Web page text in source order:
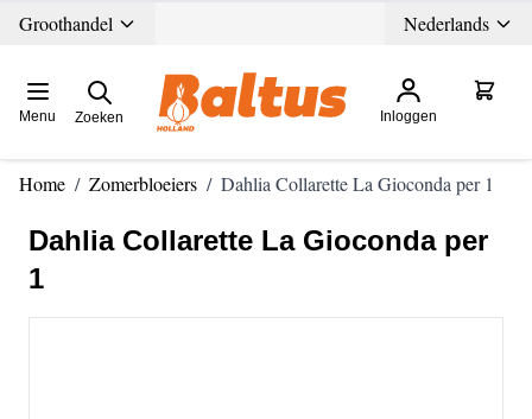
Ga direct door naar de inhoud
Groothandel Nederlands
Menu Zoeken Inloggen
Home / Zomerbloeiers / Dahlia Collarette La Gioconda per 1
Dahlia Collarette La Gioconda per
1